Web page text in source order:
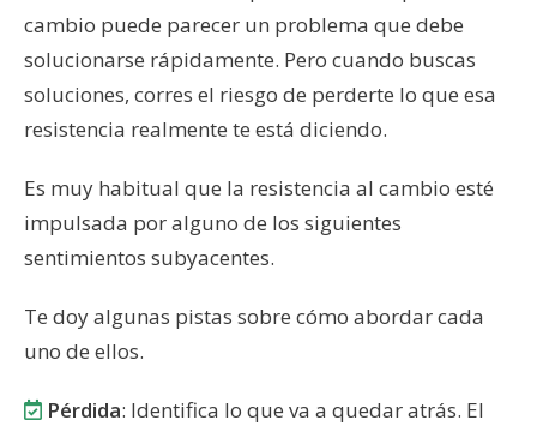
cambio puede parecer un problema que debe
solucionarse rápidamente. Pero cuando buscas
soluciones, corres el riesgo de perderte lo que esa
resistencia realmente te está diciendo.
Es muy habitual que la resistencia al cambio esté
impulsada por alguno de los siguientes
sentimientos subyacentes.
Te doy algunas pistas sobre cómo abordar cada
uno de ellos.
Pérdida: Identifica lo que va a quedar atrás. El